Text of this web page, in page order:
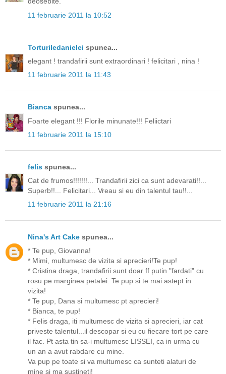
11 februarie 2011 la 10:52
Torturiledanielei spunea...
elegant ! trandafirii sunt extraordinari ! felicitari , nina !
11 februarie 2011 la 11:43
Bianca spunea...
Foarte elegant !!! Florile minunate!!! Feliictari
11 februarie 2011 la 15:10
felis spunea...
Cat de frumos!!!!!!!... Trandafirii zici ca sunt adevarati!!...
Superb!!... Felicitari... Vreau si eu din talentul tau!!...
11 februarie 2011 la 21:16
Nina's Art Cake spunea...
* Te pup, Giovanna!
* Mimi, multumesc de vizita si aprecieri!Te pup!
* Cristina draga, trandafirii sunt doar ff putin "fardati" cu
rosu pe marginea petalei. Te pup si te mai astept in
vizita!
* Te pup, Dana si multumesc pt aprecieri!
* Bianca, te pup!
* Felis draga, iti multumesc de vizita si aprecieri, iar cat
priveste talentul...il descopar si eu cu fiecare tort pe care
il fac. Pt asta tin sa-i multumesc LISSEI, ca in urma cu
un an a avut rabdare cu mine.
Va pup pe toate si va multumesc ca sunteti alaturi de
mine si ma sustineti!